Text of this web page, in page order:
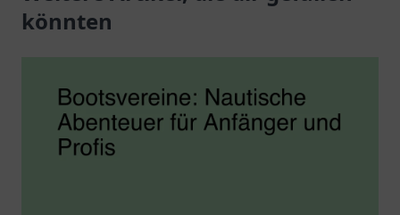
in Rendsburg.
könnten